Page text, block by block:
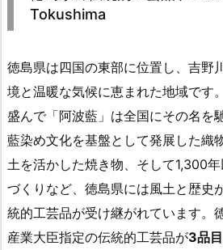
Tokushima
徳島県は四国の東部に位置し、吉野
境と温暖な気候に恵まれた地域です
盛んで「阿波藍」は全国にその名を
藍染め文化を基盤として発展した織
土を活かした焼き物、そして1,300
づくりなど、徳島県には風土と歴史
統的工芸品が受け継がれています。
産業大臣指定の伝統的工芸品が3品目